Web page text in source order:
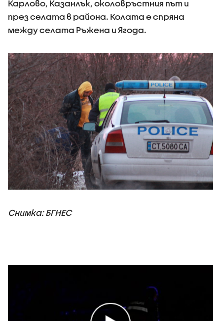
Карлово, Казанлък, околовръстния път и
през селата в района. Колата е спряна
между селата Ръжена и Ягода.
Снимка: БГНЕС